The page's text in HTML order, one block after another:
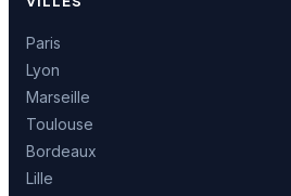
Paris
Lyon
Marseille
Toulouse
Bordeaux
Lille